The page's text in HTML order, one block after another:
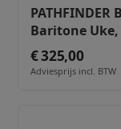
PATHFINDER
Baritone
€ 325,00
Adviesprijs incl. BTW